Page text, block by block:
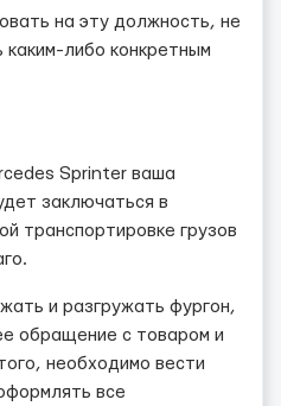
на эту должность, не
либо конкретным
Sprinter ваша
заключаться в
транспортировке грузов
и разгружать фургон,
обращение с товаром и
необходимо вести
все